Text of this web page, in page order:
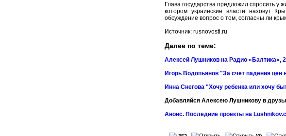
Глава государства предложил спросить
котором украинские власти назовут
обсуждение вопрос о том, согласны ли
Источник: rusnovosti.ru
Далее по теме:
Алексей Лушников на Радио «Балтика»,
Игорь Водопьянов "За счет падения
Инна Снегова "Хочу ребенка или хочу
Добавляйся Алексею Лушникову в
Анонс. Последние проекты на